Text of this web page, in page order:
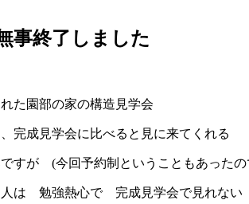
事終了しました
た園部の家の構造見学会
完成見学会に比べると見に来てくれる
ですが (今回予約制ということもあったの
人は 勉強熱心で 完成見学会で見れない